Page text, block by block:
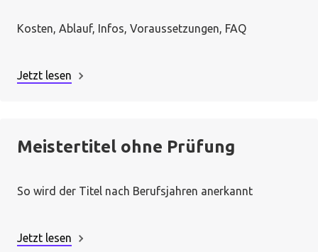
Kosten, Ablauf, Infos, Voraussetzungen, FAQ
Jetzt lesen
Meistertitel ohne Prüfung
So wird der Titel nach Berufsjahren anerkannt
Jetzt lesen